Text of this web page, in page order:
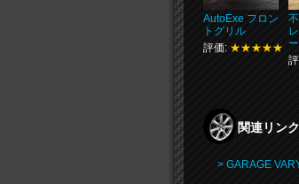
AutoExe フロン
トグリル
評価: ★★★★★ ー
関連リンク
> GARAGE